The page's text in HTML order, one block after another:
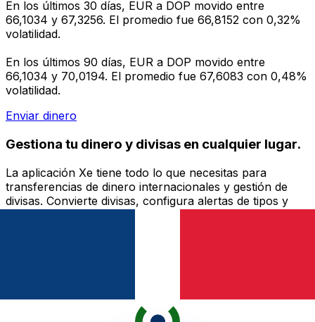
En los últimos 30 días, EUR a DOP movido entre
66,1034 y 67,3256. El promedio fue 66,8152 con 0,32%
volatilidad.
En los últimos 90 días, EUR a DOP movido entre
66,1034 y 70,0194. El promedio fue 67,6083 con 0,48%
volatilidad.
Enviar dinero
Gestiona tu dinero y divisas en cualquier lugar.
La aplicación Xe tiene todo lo que necesitas para
transferencias de dinero internacionales y gestión de
divisas. Convierte divisas, configura alertas de tipos y